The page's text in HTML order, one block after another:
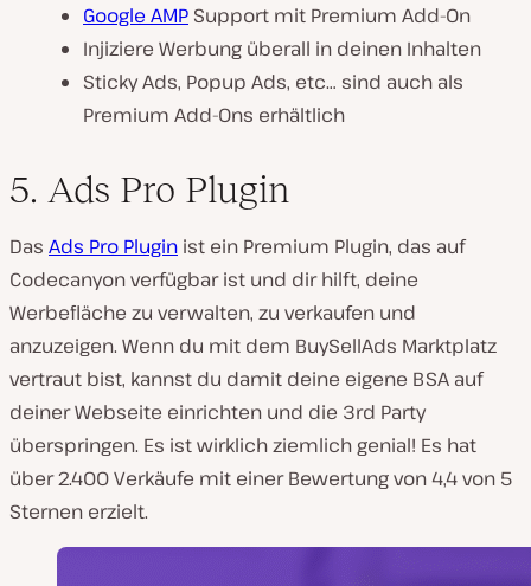
Google AMP Support mit Premium Add-On
Injiziere Werbung überall in deinen Inhalten
Sticky Ads, Popup Ads, etc… sind auch als
Premium Add-Ons erhältlich
5. Ads Pro Plugin
Das Ads Pro Plugin ist ein Premium Plugin, das auf
Codecanyon verfügbar ist und dir hilft, deine
Werbefläche zu verwalten, zu verkaufen und
anzuzeigen. Wenn du mit dem BuySellAds Marktplatz
vertraut bist, kannst du damit deine eigene BSA auf
deiner Webseite einrichten und die 3rd Party
überspringen. Es ist wirklich ziemlich genial! Es hat
über 2.400 Verkäufe mit einer Bewertung von 4,4 von 5
Sternen erzielt.